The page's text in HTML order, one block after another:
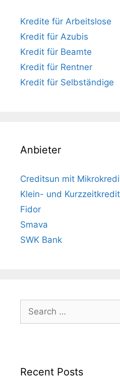
Kredite für Arbeitslose
Kredit für Azubis
Kredit für Beamte
Kredit für Rentner
Kredit für Selbständige
Anbieter
Creditsun mit
Klein- und
Fidor
Smava
SWK Bank
Search
for:
Recent Posts